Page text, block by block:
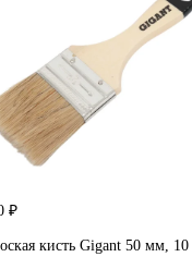
₽
кисть Gigant 50 мм, 10